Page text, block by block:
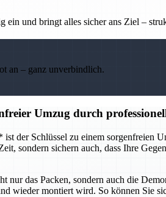
und bringt alles sicher ans Ziel –
an – ganz unverbindlich.
Umzug durch
der Schlüssel zu einem sorgenfreien
sondern sichern auch, dass Ihre
das Packen, sondern auch die
wieder montiert wird. So können Sie